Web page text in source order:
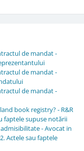
de mandat -
de mandat -
de mandat -
book registry? - R&R
faptele supuse notării
- Avocat in
Actele sau faptele